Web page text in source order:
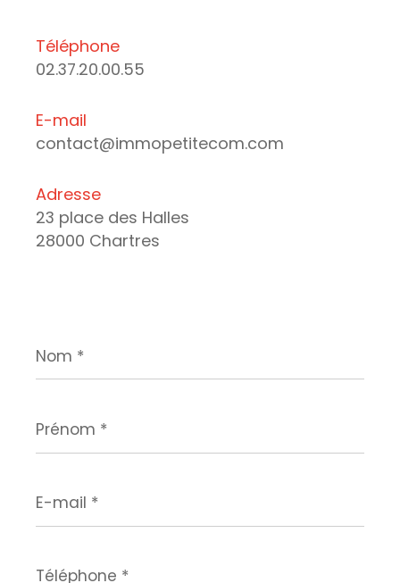
Téléphone
02.37.20.00.55
E-mail
contact@immopetitecom.com
Adresse
23 place des Halles
28000 Chartres
*
*
mail
*
*